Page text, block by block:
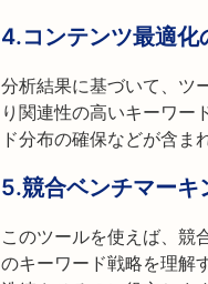
4.コンテンツ最適化
分析結果に基づいて、ツ
り関連性の高いキーワー
ド分布の確保などが含ま
5.競合ベンチマーキ
このツールを使えば、競
のキーワード戦略を理解